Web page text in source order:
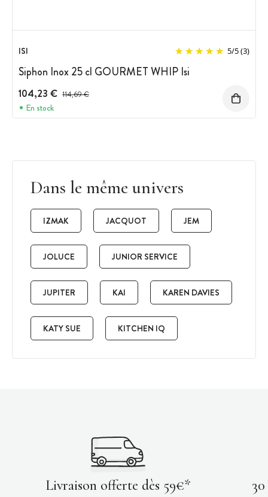
ISI 5/5(3)
Siphon Inox 25 cl GOURMET WHIP Isi
104,23 € Prix avant réduction :
114,69 €
En stock
Dans le même univers
IZMAK JACQUOT JEM
JOLUCE JUNIOR SERVICE
JUPITER KAI KAREN DAVIES
KATY SUE KITCHEN IQ
Livraison offerte dès 59€*